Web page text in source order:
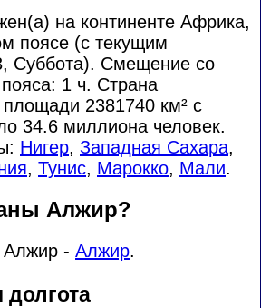
на континенте Африка,
поясе (с текущим
Суббота). Смещение со
1 ч. Страна
2381740 км² с
34.6 миллиона человек.
Нигер, Западная Сахара,
, Тунис, Марокко, Мали.
Алжир?
Алжир - Алжир.
долгота